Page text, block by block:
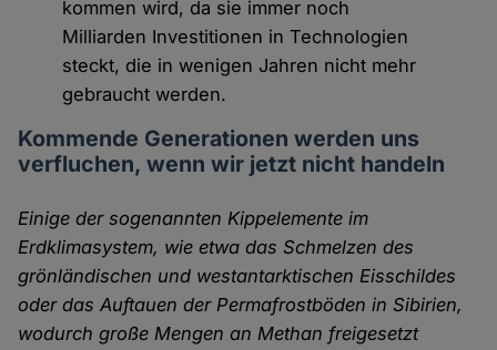
kommen wird, da sie immer noch
Milliarden Investitionen in Technologien
steckt, die in wenigen Jahren nicht mehr
gebraucht werden.
Kommende Generationen werden uns
verfluchen, wenn wir jetzt nicht handeln
Einige der sogenannten Kippelemente im
Erdklimasystem, wie etwa das Schmelzen des
grönländischen und westantarktischen Eisschildes
oder das Auftauen der Permafrostböden in Sibirien,
wodurch große Mengen an Methan freigesetzt